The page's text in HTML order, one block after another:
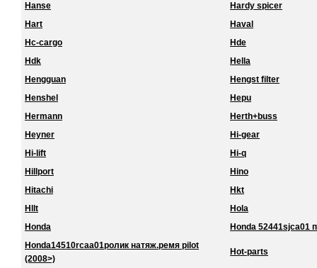
Hanse
Hardy spicer
Hart
Haval
Hc-cargo
Hde
Hdk
Hella
Hengguan
Hengst filter
Henshel
Hepu
Hermann
Herth+buss
Heyner
Hi-gear
Hi-lift
Hi-q
Hillport
Hino
Hitachi
Hkt
Hllt
Hola
Honda
Honda 52441sjca01
Honda14510rcaa01ролик натяж.ремя pilot
(2008>)
Hot-parts